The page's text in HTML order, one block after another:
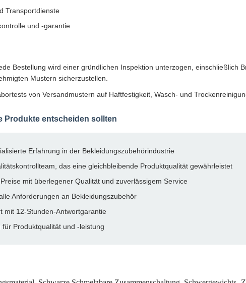
Transportdienste
und -garantie
Bestellung wird einer gründlichen Inspektion unterzogen, einschließlich
Mustern sicherzustellen.
von Versandmustern auf Haftfestigkeit, Wasch- und
Produkte entscheiden sollten
Erfahrung in der Bekleidungszubehörindustrie
das eine gleichbleibende Produktqualität gewährleistet
mit überlegener Qualität und zuverlässigem Service
Anforderungen an Bekleidungszubehör
mit 12-Stunden-Antwortgarantie
für Produktqualität und -leistung